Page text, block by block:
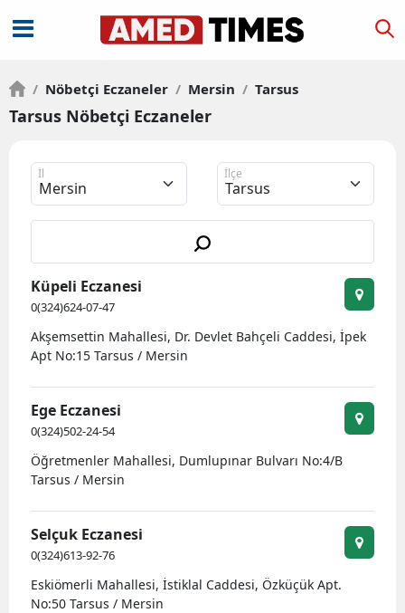
/ Nöbetçi Eczaneler / Mersin / Tarsus
Tarsus Nöbetçi Eczaneler
İl İlçe
Küpeli Eczanesi
0(324)624-07-47
Akşemsettin Mahallesi, Dr. Devlet Bahçeli Caddesi, İpek
Apt No:15 Tarsus / Mersin
Ege Eczanesi
0(324)502-24-54
Öğretmenler Mahallesi, Dumlupınar Bulvarı No:4/B
Tarsus / Mersin
Selçuk Eczanesi
0(324)613-92-76
Eskiömerli Mahallesi, İstiklal Caddesi, Özküçük Apt.
No:50 Tarsus / Mersin